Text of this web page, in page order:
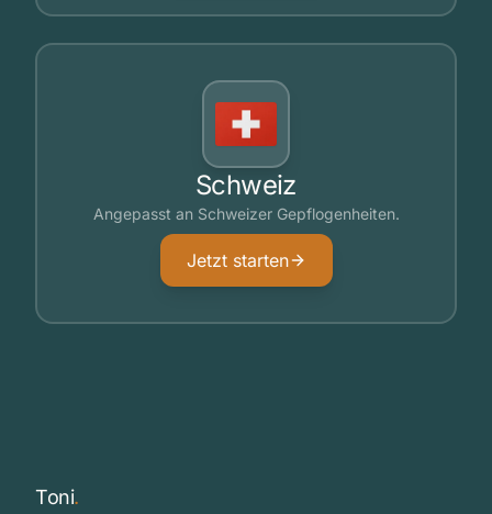
Schweiz
Angepasst an Schweizer Gepflogenheiten.
Jetzt starten
Toni.